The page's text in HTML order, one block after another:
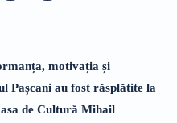
motivația și
Pașcani au fost răsplătite la
de Cultură Mihail